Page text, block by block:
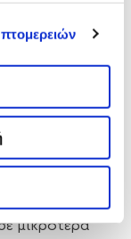
κύκλου
σε
2023.
μικρότερα